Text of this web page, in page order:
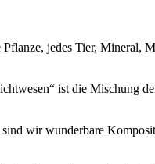
Pflanze, jedes Tier, Mineral,
ist die Mischung
wir wunderbare